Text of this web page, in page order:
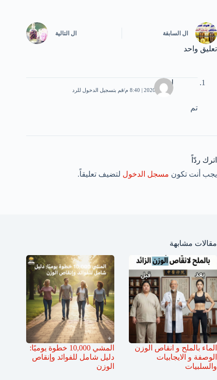
ال السابقة ال التالية
تعليق واحد
احمد
7 يوليو، 2020 | 8:40 م قم بتسجيل الدخول للرد
تم
اترك ردّاً
يجب أنت تكون مسجل الدخول لتضيف تعليقاً.
مقالات مشابهة
الماء بالملح و انقاص الوزن
الوصفة و الايجابيات
والسلبيات
المشي 10,000 خطوة يوميًا:
دليل شامل للفوائد وإنقاص
الوزن